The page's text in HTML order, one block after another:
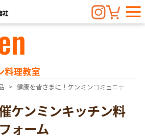
料理教室
健康を皆さまに！ケンミンコミュニティ
ケンミンキッチン料
ォーム